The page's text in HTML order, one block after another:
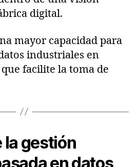
digital.
mayor capacidad para
industriales en
facilite la toma de
la gestión